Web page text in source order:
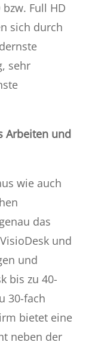
Full HD
sich durch
sehr
Arbeiten und
wie auch
das
und
und
bis zu 40-
30-fach
bietet eine
neben der